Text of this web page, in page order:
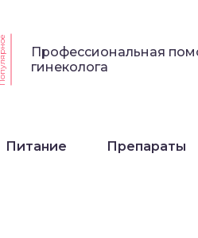
Популярное
Профессиональная
гинеколога
Питание Препараты